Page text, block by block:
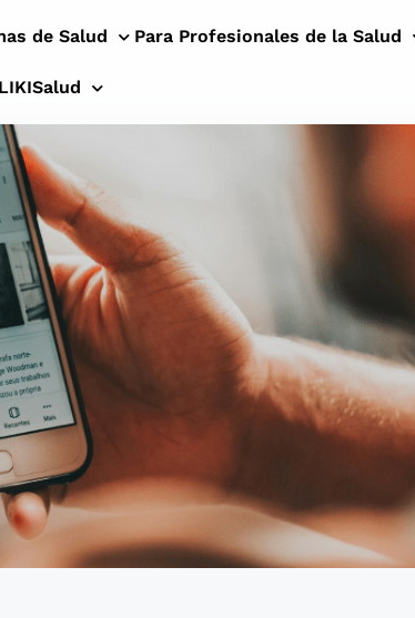
de Salud Para Profesionales de la Salud